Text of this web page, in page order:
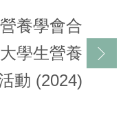
養學會合
學生營養
動 (2024)